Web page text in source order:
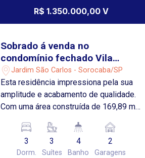
R$ 1.350.000,00 V
Sobrado á venda no
condomínio fechado Vila
Grimaldi - Sorocaba/SP
Jardim São Carlos - Sorocaba/SP
Esta residência impressiona pela sua
amplitude e acabamento de qualidade.
Com uma área construída de 169,89 m²,
para proporcionar espaços
aconchegantes e funcionais para toda a
família. A planta conta com 3 suítes
3
Dorm.
3
Suítes
4
Banho
2
Garagens